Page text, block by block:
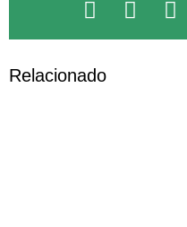
Relacionado